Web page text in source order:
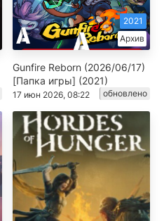
Архив
2021
Gunfire Reborn (2026/06/17)
[Папка игры] (2021)
17 июн 2026, 08:22 обновлено